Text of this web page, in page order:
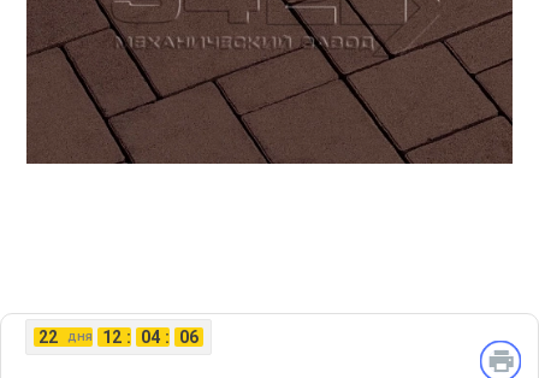
22 дня 12 : 04 : 06